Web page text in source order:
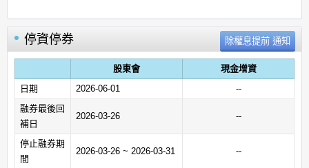
停資停券
股東會
現金增資
日期
2026-06-01
--
融券最後回
補日
2026-03-26 --
停止融券期
間
2026-03-26 ~ 2026-03-31 --